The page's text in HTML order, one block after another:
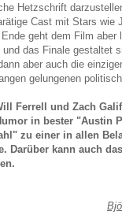
Hetzschrift
Cast mit Stars wie
geht dem Film aber
das Finale gestaltet
aber auch die
gelungenen
Ferrell und Zach
in bester "Austin
zu einer in allen
Darüber kann auch